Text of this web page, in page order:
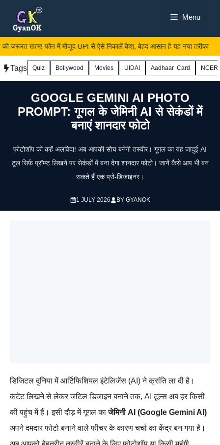
content
Menu
जरूरत खत्म! फोन में मौजूद UPI से ऐसे निकालें कैश, बेहद आसान है यह नया तरीका
Tags Quiz Bollywood Movies UIDAI Aadhaar Card
GOOGLE GEMINI AI PHOTO
PROMPT: गूगल के जेमिनी AI से सेकंडों में
बनाएं शानदार फोटो
फोटोशॉप को कहें अलविदा! अब आपकी सोच बनेगी तस्वीर। गूगल का यह जादुई AI
टूल सिर्फ प्रॉम्प्ट लिखने पर सेकंडों में बना देगा शानदार फोटो। जानें कैसे आप भी बन
सकते हैं एक प्रो-डिजाइनर।
1 JULY 2026 BY GYANOK
डिजिटल दुनिया में आर्टिफिशियल इंटेलिजेंस (AI) ने क्रांति ला दी है।
कंटेंट लिखने से लेकर जटिल डिजाइन बनाने तक, AI टूल्स अब हर किसी
की पहुंच में हैं। इसी दौड़ में गूगल काजेमिनी AI (Google Gemini AI)
अपने दमदार फोटो बनाने वाले फीचर के कारण चर्चा का केंद्र बन गया है।